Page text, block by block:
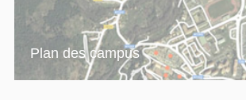
Plan des campus